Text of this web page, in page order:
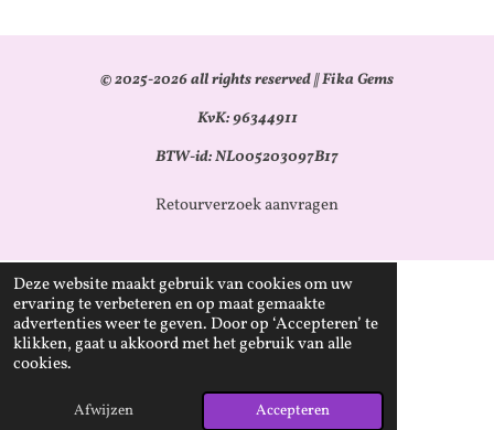
Deze website maakt gebruik van cookies om uw
ervaring te verbeteren en op maat gemaakte
advertenties weer te geven. Door op ‘Accepteren’ te
klikken, gaat u akkoord met het gebruik van alle
cookies.
Afwijzen Accepteren
© 2025-2026 all rights reserved || Fika Gems
KvK: 96344911
BTW-id: NL005203097B17
Retourverzoek aanvragen